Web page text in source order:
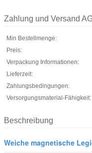
Zahlung und Versand
Min Bestellmenge:
Preis:
Verpackung Informationen:
Lieferzeit:
Zahlungsbedingungen:
Versorgungsmaterial-Fähigkeit:
Beschreibung
Weiche magnetische